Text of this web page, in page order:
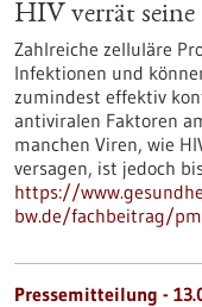
HIV verrät seine
Zahlreiche zelluläre
Infektionen und
zumindest effektiv
antiviralen Faktoren
manchen Viren, wie
versagen, ist jedoch
https://
bw.de/fachbeitrag/
Pressemitteilung -